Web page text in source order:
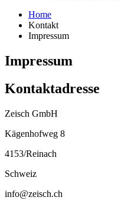
Home
Kontakt
Impressum
Impressum
Kontaktadresse
Zeisch GmbH
Kägenhofweg 8
4153/Reinach
Schweiz
info@zeisch.ch